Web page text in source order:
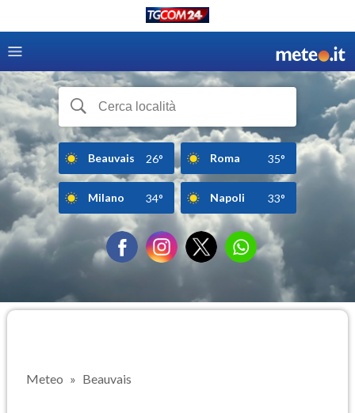
Beauvais 26° Roma 35°
Milano 34° Napoli 33°
Meteo Beauvais